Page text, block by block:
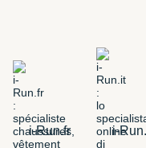
i-Run.fr i-